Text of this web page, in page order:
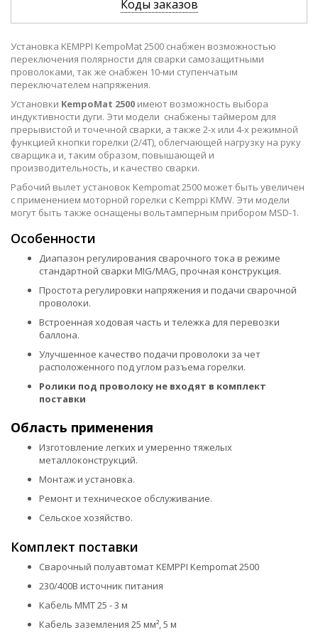
Коды заказов
Установка KEMPPI KempoMat 2500 снабжен возможностью
переключения полярности для сварки самозащитными
проволоками, так же снабжен 10-ми ступенчатым
переключателем напряжения.
Установки KempoMat 2500 имеют возможность выбора
индуктивности дуги. Эти модели снабжены таймером для
прерывистой и точечной сварки, а также 2-х или 4-х режимной
функцией кнопки горелки (2/4Т), облегчающей нагрузку на руку
сварщика и, таким образом, повышающей и
производительность, и качество сварки.
Рабочий вылет установок Kempomat 2500 может быть увеличен
с применением моторной горелки с Kemppi KMW. Эти модели
могут быть также оснащены вольтамперным прибором MSD-1.
Особенности
Диапазон регулирования сварочного тока в режиме
стандартной сварки MIG/MAG, прочная конструкция.
Простота регулировки напряжения и подачи сварочной
проволоки.
Встроенная ходовая часть и тележка для перевозки
баллона.
Улучшенное качество подачи проволоки за чет
расположенного под углом разъема горелки.
Ролики под проволоку не входят в комплект
поставки
Область применения
Изготовление легких и умеренно тяжелых
металлоконструкций.
Монтаж и установка.
Ремонт и техническое обслуживание.
Сельское хозяйство.
Комплект поставки
Сварочный полуавтомат KEMPPI Kempomat 2500
230/400В источник питания
Кабель MMT 25 - 3 м
Кабель заземления 25 мм², 5 м